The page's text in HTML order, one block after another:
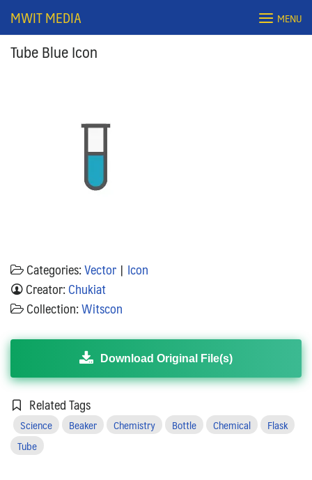
MWIT MEDIA MENU
Tube Blue Icon
Categories:Vector | Icon
Creator:Chukiat
Collection:Witscon
Download Original File(s)
Related Tags
Science Beaker Chemistry Bottle Chemical
Flask
Tube